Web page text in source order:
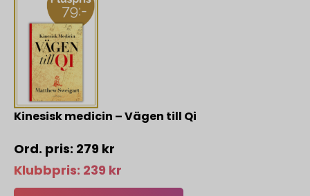
Kinesisk medicin – Vägen till Qi
279 kr
Klubbpris: 239 kr